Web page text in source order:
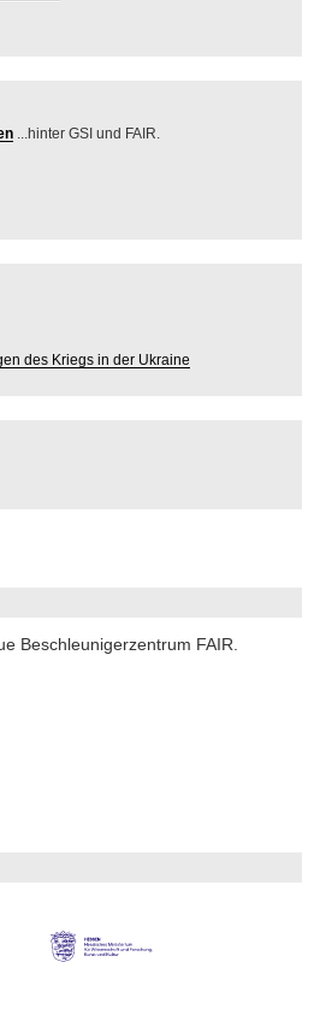
Beschleunigerzentrum FAIR.
...hinter GSI und FAIR.
des Kriegs in der Ukraine